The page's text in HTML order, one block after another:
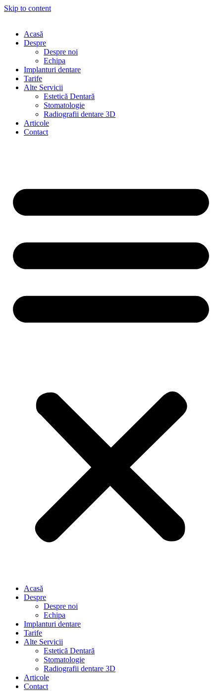
Skip to content
Acasă
Despre
Despre noi
Echipa
Implanturi dentare
Tarife
Alte Servicii
Estetică Dentară
Stomatologie
Radiografii dentare 3D
Articole
Contact
Acasă
Despre
Despre noi
Echipa
Implanturi dentare
Tarife
Alte Servicii
Estetică Dentară
Stomatologie
Radiografii dentare 3D
Articole
Contact